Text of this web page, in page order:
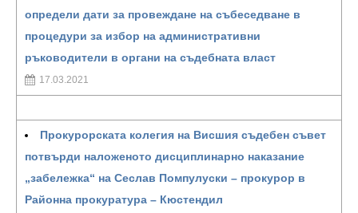
определи дати за провеждане на събеседване в
процедури за избор на административни
ръководители в органи на съдебната власт
17.03.2021
Прокурорската колегия на Висшия съдебен съвет
потвърди наложеното дисциплинарно наказание
„забележка“ на Сеслав Помпулуски – прокурор в
Районна прокуратура – Кюстендил